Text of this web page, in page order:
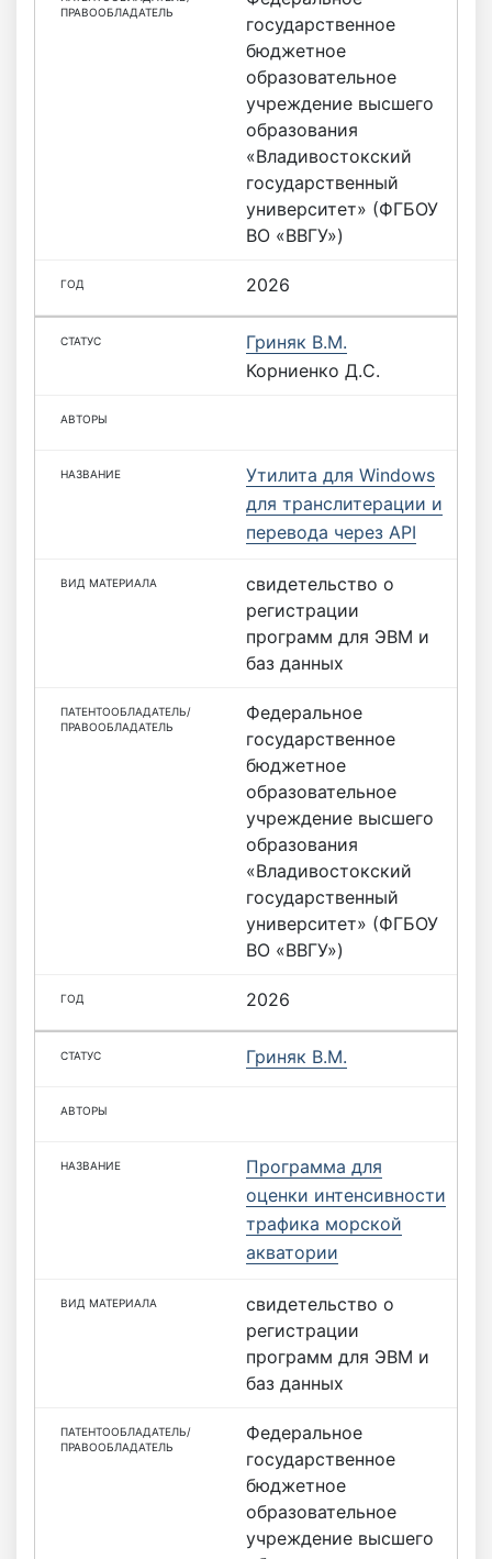
государственное
бюджетное
образовательное
учреждение высшего
образования
«Владивостокский
государственный
университет» (ФГБОУ
ВО «ВВГУ»)
2026
Гриняк В.М.
Корниенко Д.С.
Утилита для Windows
для транслитерации и
перевода через API
свидетельство о
регистрации
программ для ЭВМ и
баз данных
Федеральное
государственное
бюджетное
образовательное
учреждение высшего
образования
«Владивостокский
государственный
университет» (ФГБОУ
ВО «ВВГУ»)
2026
Гриняк В.М.
Программа для
оценки интенсивности
трафика морской
акватории
свидетельство о
регистрации
программ для ЭВМ и
баз данных
Федеральное
государственное
бюджетное
образовательное
учреждение высшего